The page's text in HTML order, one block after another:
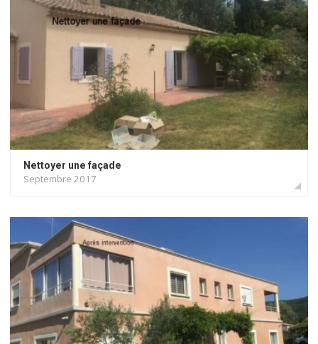
Nettoyer une façade
Septembre 2017